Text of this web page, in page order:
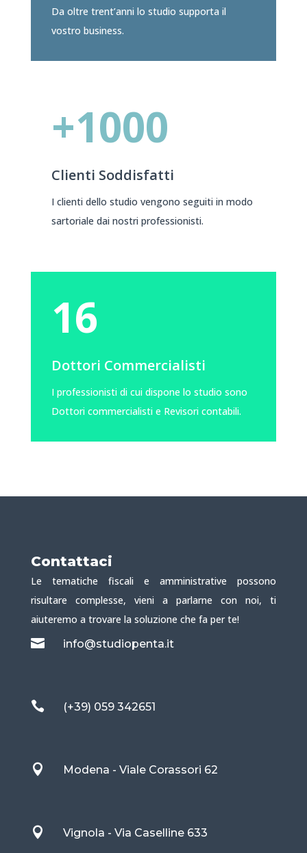
Da oltre trent’anni lo studio supporta il
vostro business.
+1000
Clienti Soddisfatti
I clienti dello studio vengono seguiti in modo
sartoriale dai nostri professionisti.
16
Dottori Commercialisti
I professionisti di cui dispone lo studio sono
Dottori commercialisti e Revisori contabili.
Contattaci
Le tematiche fiscali e amministrative possono
risultare complesse, vieni a parlarne con noi, ti
aiuteremo a trovare la soluzione che fa per te!
 info@studiopenta.it
 (+39) 059 342651
 Modena - Viale Corassori 62
 Vignola - Via Caselline 633